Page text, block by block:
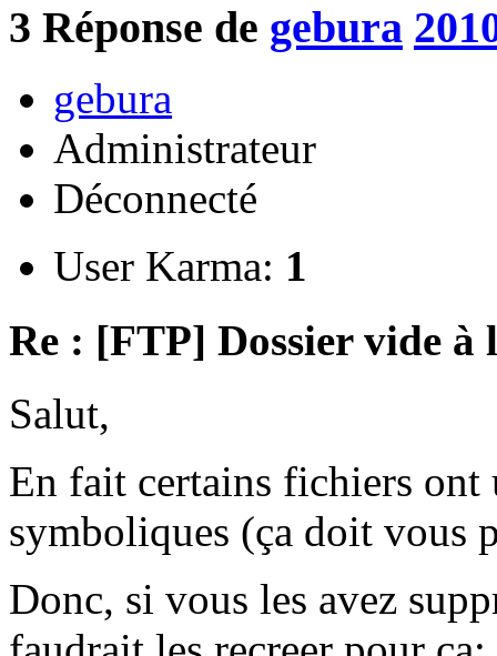
3 Réponse de gebura
gebura
Administrateur
Déconnecté
User Karma: 1
Re : [FTP] Dossier vide à
Salut,
En fait certains fichiers ont
symboliques (ça doit
Donc, si vous les avez